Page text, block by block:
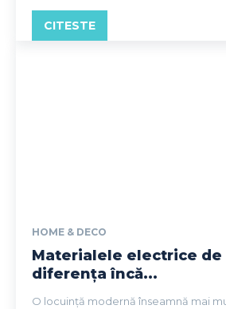
CITESTE
HOME & DECO
Materialele electrice
diferența încă...
O locuință modernă înseamnă mai